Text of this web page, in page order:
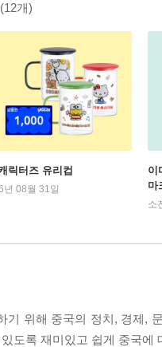
(12개)
릭터즈 유리컵
08월 31일
이
마
소
기 위해 중국의 정치, 경제,
도록 재미있고 쉽게 중국